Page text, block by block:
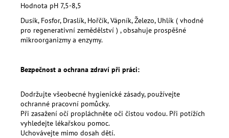
Hodnota pH 7,5-8,5
Dusík, Fosfor, Draslík, Hořčík, Vápník, Železo, Uhlík ( vhodné
pro regenerativní zemědělství ) , obsahuje prospěšné
mikroorganizmy a enzymy.
Bezpečnost a ochrana zdraví při práci:
Dodržujte všeobecné hygienické zásady, používejte
ochranné pracovní pomůcky.
Při zasažení očí propláchněte oči čistou vodou. Při potížích
vyhledejte lékařskou pomoc.
Uchovávejte mimo dosah dětí.